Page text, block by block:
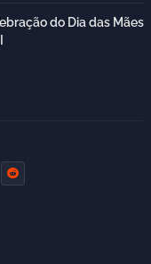
do Dia das Mães